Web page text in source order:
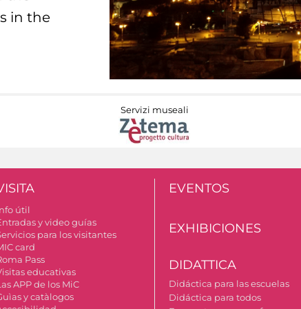
in the
Servizi museali
útil
y video guías
para los visitantes
card
Pass
educativas
APP de los MiC
y catàlogos
EVENTOS
EXHIBICIONES
DIDATTICA
Didáctica para las escuelas
Didáctica para todos